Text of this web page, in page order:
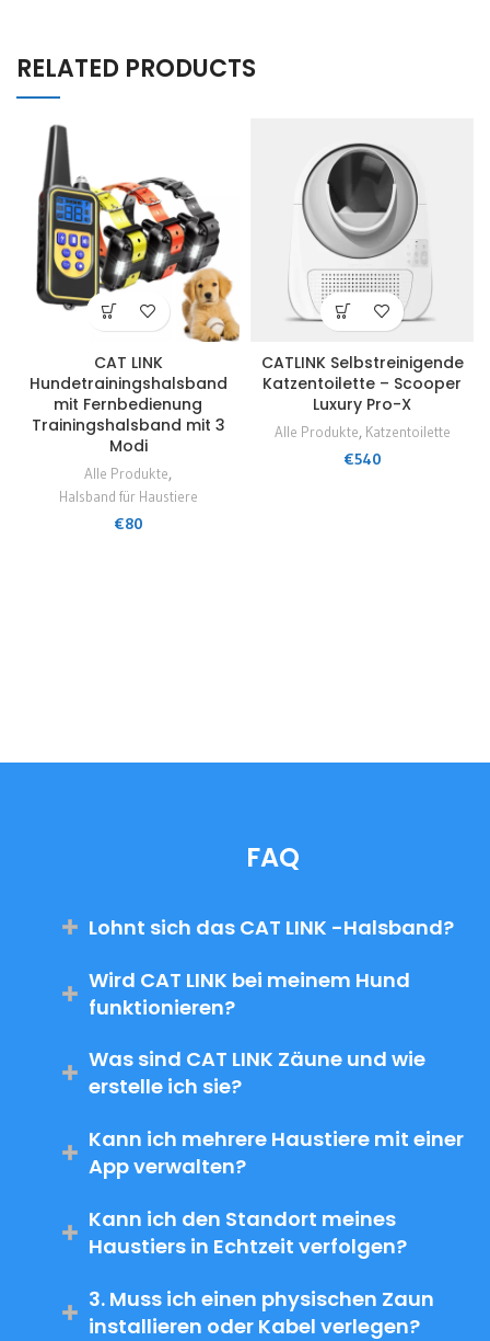
RELATED PRODUCTS
CAT LINK
Hundetrainingshalsband
mit Fernbedienung
Trainingshalsband mit 3
Modi
Alle Produkte,
Halsband für Haustiere
€80
CATLINK Selbstreinigende
Katzentoilette – Scooper
Luxury Pro-X
Alle Produkte, Katzentoilette
€540
FAQ
Lohnt sich das CAT LINK -Halsband?
Wird CAT LINK bei meinem Hund
funktionieren?
Was sind CAT LINK Zäune und wie
erstelle ich sie?
Kann ich mehrere Haustiere mit einer
App verwalten?
Kann ich den Standort meines
Haustiers in Echtzeit verfolgen?
3. Muss ich einen physischen Zaun
installieren oder Kabel verlegen?